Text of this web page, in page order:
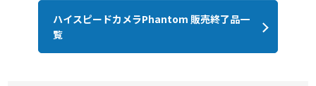
ハイスピードカメラPhantom 販売終了品一
覧